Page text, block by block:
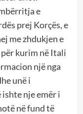
e
prej Korçës, e
me zhdukjen e
kurim në Itali
një nga
unë i
ishte nje emër i
në fund të